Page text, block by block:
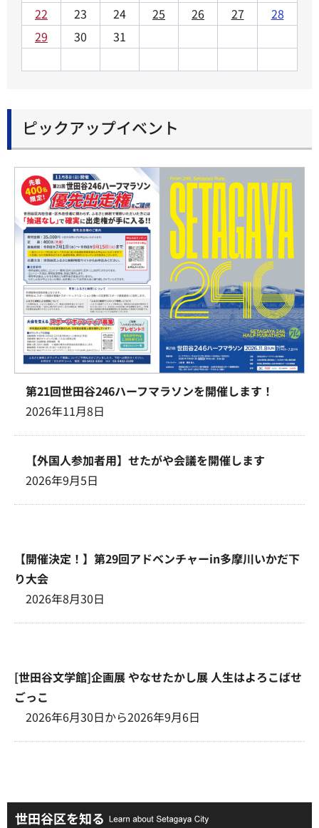
22
23 24 25 26 27
28
29
30 31
ピックアップイベント
第21回世田谷246ハーフマラソンを開催します！
2026年11月8日
【外国人参加者用】せたがや会議を開催します
2026年9月5日
【開催決定！】第29回アドベンチャーin多摩川いかだ下
り大会
2026年8月30日
[世田谷文学館]企画展 やなせたかし展 人生はよろこばせ
ごっこ
2026年6月30日から2026年9月6日
世田谷区を知る